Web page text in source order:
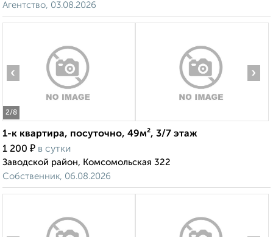
Агентство, 03.08.2026
2/8
‹ ›
1-к квартира, посуточно, 49м², 3/7 этаж
1 200 ₽ в сутки
Заводской район, Комсомольская 322
Собственник, 06.08.2026